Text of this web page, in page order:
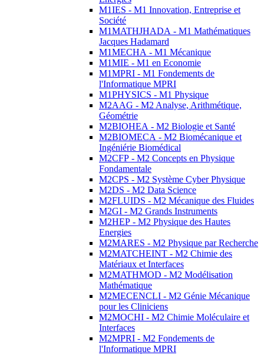
M1IES - M1 Innovation, Entreprise et
Société
M1MATHJHADA - M1 Mathématiques
Jacques Hadamard
M1MECHA - M1 Mécanique
M1MIE - M1 en Economie
M1MPRI - M1 Fondements de
l'Informatique MPRI
M1PHYSICS - M1 Physique
M2AAG - M2 Analyse, Arithmétique,
Géométrie
M2BIOHEA - M2 Biologie et Santé
M2BIOMECA - M2 Biomécanique et
Ingéniérie Biomédical
M2CFP - M2 Concepts en Physique
Fondamentale
M2CPS - M2 Système Cyber Physique
M2DS - M2 Data Science
M2FLUIDS - M2 Mécanique des Fluides
M2GI - M2 Grands Instruments
M2HEP - M2 Physique des Hautes
Energies
M2MARES - M2 Physique par Recherche
M2MATCHEINT - M2 Chimie des
Matériaux et Interfaces
M2MATHMOD - M2 Modélisation
Mathématique
M2MECENCLI - M2 Génie Mécanique
pour les Cliniciens
M2MOCHI - M2 Chimie Moléculaire et
Interfaces
M2MPRI - M2 Fondements de
l'Informatique MPRI